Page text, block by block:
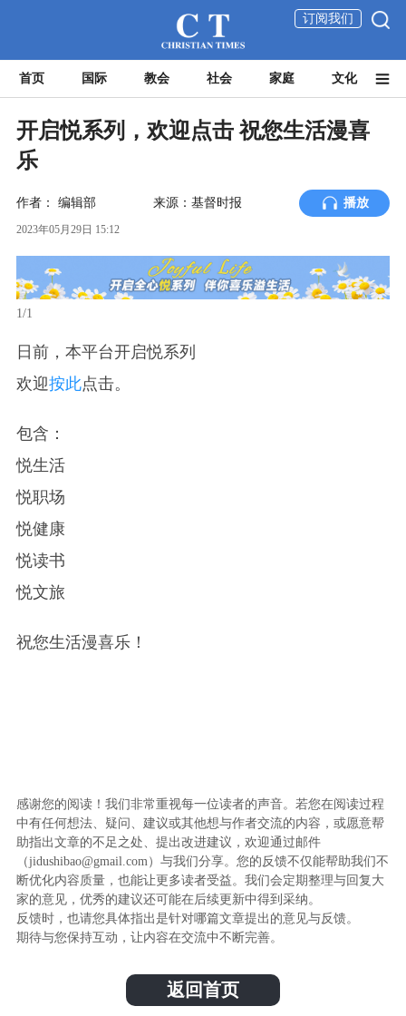
订阅我们
首页 国际 教会 社会 家庭 文化
开启悦系列，欢迎点击 祝您生活漫喜
乐
作者： 编辑部 来源：基督时报 播放
2023年05月29日 15:12
1/1
日前，本平台开启悦系列
欢迎按此点击。
包含：
悦生活
悦职场
悦健康
悦读书
悦文旅
祝您生活漫喜乐！
感谢您的阅读！我们非常重视每一位读者的声音。若您在阅读过程
中有任何想法、疑问、建议或其他想与作者交流的内容，或愿意帮
助指出文章的不足之处、提出改进建议，欢迎通过邮件
（jidushibao@gmail.com）与我们分享。您的反馈不仅能帮助我们不
断优化内容质量，也能让更多读者受益。我们会定期整理与回复大
家的意见，优秀的建议还可能在后续更新中得到采纳。
反馈时，也请您具体指出是针对哪篇文章提出的意见与反馈。
期待与您保持互动，让内容在交流中不断完善。
返回首页